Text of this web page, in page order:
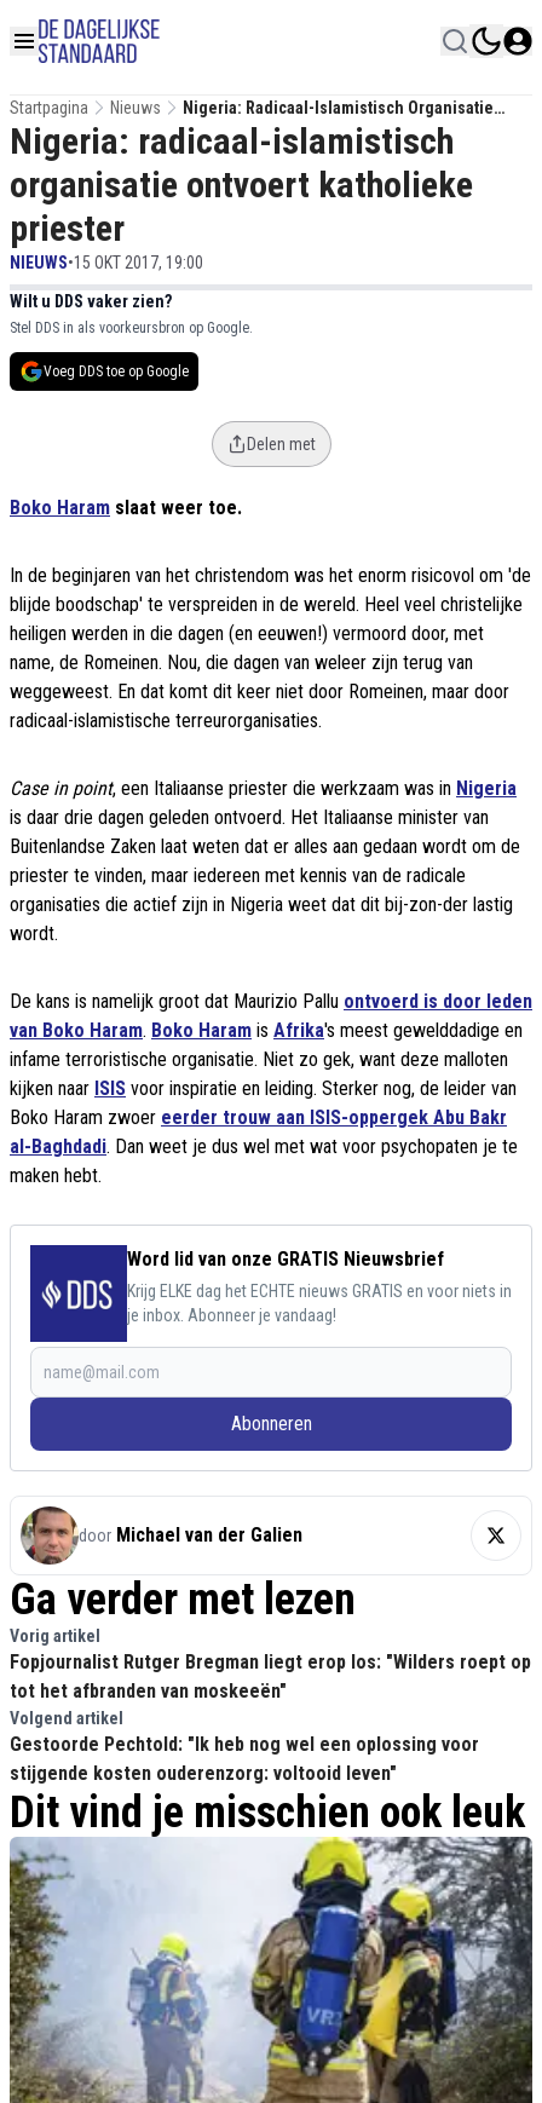
Startpagina Nieuws
Nigeria: Radicaal-Islamistisch Organisatie
Ontvoert Katholieke Priester
Nigeria: radicaal-islamistisch
organisatie ontvoert katholieke
priester
NIEUWS•15 OKT 2017, 19:00
Wilt u DDS vaker zien?
Stel DDS in als voorkeursbron op Google.
Voeg DDS toe op Google
Delen met
Boko Haram slaat weer toe.
In de beginjaren van het christendom was het enorm risicovol om 'de
blijde boodschap' te verspreiden in de wereld. Heel veel christelijke
heiligen werden in die dagen (en eeuwen!) vermoord door, met
name, de Romeinen. Nou, die dagen van weleer zijn terug van
weggeweest. En dat komt dit keer niet door Romeinen, maar door
radicaal-islamistische terreurorganisaties.
Case in point, een Italiaanse priester die werkzaam was in Nigeria
is daar drie dagen geleden ontvoerd. Het Italiaanse minister van
Buitenlandse Zaken laat weten dat er alles aan gedaan wordt om de
priester te vinden, maar iedereen met kennis van de radicale
organisaties die actief zijn in Nigeria weet dat dit bij-zon-der lastig
wordt.
De kans is namelijk groot dat Maurizio Pallu ontvoerd is door leden
van Boko Haram. Boko Haram is Afrika's meest gewelddadige en
infame terroristische organisatie. Niet zo gek, want deze malloten
kijken naar ISIS voor inspiratie en leiding. Sterker nog, de leider van
Boko Haram zwoer eerder trouw aan ISIS-oppergek Abu Bakr
al-Baghdadi. Dan weet je dus wel met wat voor psychopaten je te
maken hebt.
Word lid van onze GRATIS Nieuwsbrief
Krijg ELKE dag het ECHTE nieuws GRATIS en voor niets in
je inbox. Abonneer je vandaag!
Abonneren
door Michael van der Galien
Ga verder met lezen
Vorig artikel
Fopjournalist Rutger Bregman liegt erop los: "Wilders roept op
tot het afbranden van moskeeën"
Volgend artikel
Gestoorde Pechtold: "Ik heb nog wel een oplossing voor
stijgende kosten ouderenzorg: voltooid leven"
Dit vind je misschien ook leuk